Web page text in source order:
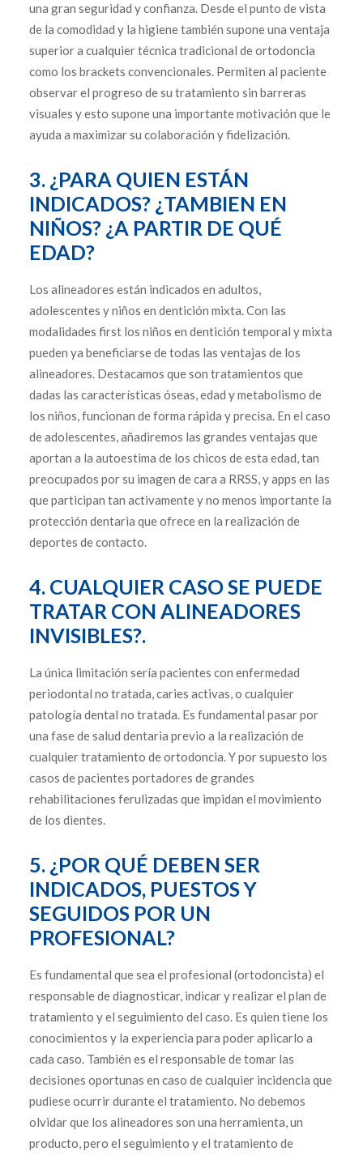
una gran seguridad y confianza. Desde el punto de vista
de la comodidad y la higiene también supone una ventaja
superior a cualquier técnica tradicional de ortodoncia
como los brackets convencionales. Permiten al paciente
observar el progreso de su tratamiento sin barreras
visuales y esto supone una importante motivación que le
ayuda a maximizar su colaboración y fidelización.
3. ¿PARA QUIEN ESTÁN
INDICADOS? ¿TAMBIEN EN
NIÑOS? ¿A PARTIR DE QUÉ
EDAD?
Los alineadores están indicados en adultos,
adolescentes y niños en dentición mixta. Con las
modalidades first los niños en dentición temporal y mixta
pueden ya beneficiarse de todas las ventajas de los
alineadores. Destacamos que son tratamientos que
dadas las características óseas, edad y metabolismo de
los niños, funcionan de forma rápida y precisa. En el caso
de adolescentes, añadiremos las grandes ventajas que
aportan a la autoestima de los chicos de esta edad, tan
preocupados por su imagen de cara a RRSS, y apps en las
que participan tan activamente y no menos importante la
protección dentaria que ofrece en la realización de
deportes de contacto.
4. CUALQUIER CASO SE PUEDE
TRATAR CON ALINEADORES
INVISIBLES?.
La única limitación sería pacientes con enfermedad
periodontal no tratada, caries activas, o cualquier
patología dental no tratada. Es fundamental pasar por
una fase de salud dentaria previo a la realización de
cualquier tratamiento de ortodoncia. Y por supuesto los
casos de pacientes portadores de grandes
rehabilitaciones ferulizadas que impidan el movimiento
de los dientes.
5. ¿POR QUÉ DEBEN SER
INDICADOS, PUESTOS Y
SEGUIDOS POR UN
PROFESIONAL?
Es fundamental que sea el profesional (ortodoncista) el
responsable de diagnosticar, indicar y realizar el plan de
tratamiento y el seguimiento del caso. Es quien tiene los
conocimientos y la experiencia para poder aplicarlo a
cada caso. También es el responsable de tomar las
decisiones oportunas en caso de cualquier incidencia que
pudiese ocurrir durante el tratamiento. No debemos
olvidar que los alineadores son una herramienta, un
producto, pero el seguimiento y el tratamiento de